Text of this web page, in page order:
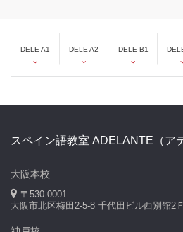
DELE A1 DELE A2 DELE B1
スペイン語教室 ADELANTE（ア
大阪本校
〒530-0001
大阪市北区梅田2-5-8 千代田ビル西別館2Ｆ